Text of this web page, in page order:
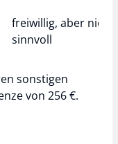
freiwillig, aber nicht
sinnvoll
sonstigen
von 256 €.